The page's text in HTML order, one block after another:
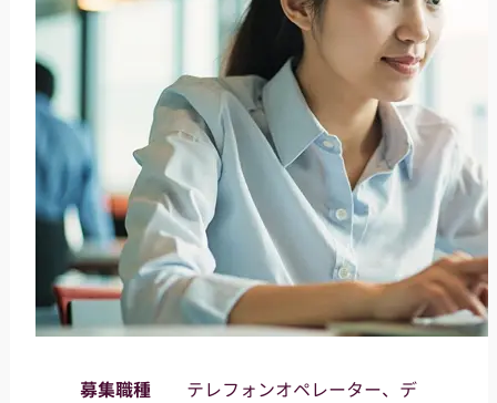
募集職種
テレフォンオペレーター、デ